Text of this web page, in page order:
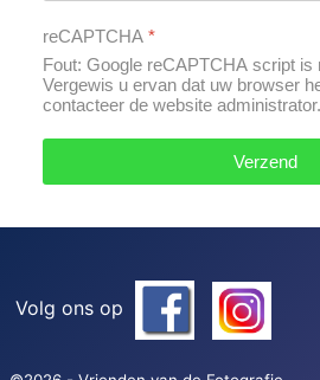
reCAPTCHA *
Fout: Google reCAPTCHA script is
Vergewis u ervan dat uw browser
contacteer de website administrator.
Verzend
Volg ons op